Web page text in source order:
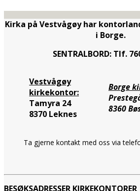
Kirka på Vestvågøy har
i Borge.
SENTRALBORD: Tlf.
Vestvågøy
kirkekontor:
Tamyra 24
8370 Leknes
Borge
8360
Ta gjerne kontakt med oss via
BESØKSADRESSER KIRKEKONTORER